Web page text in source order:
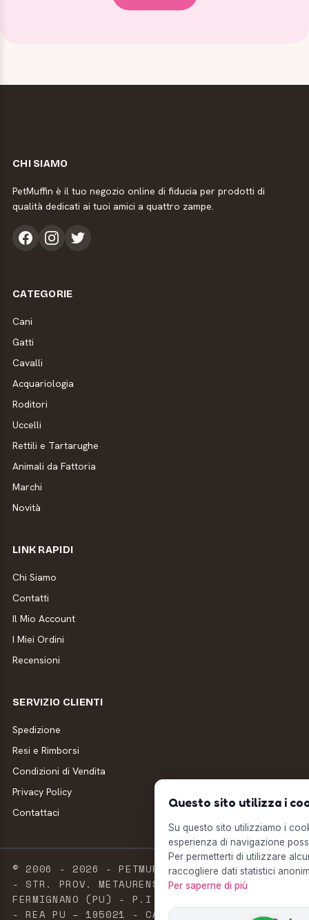
CHI SIAMO
PetMuffin è il tuo negozio online di fiducia per prodotti di
qualità dedicati ai tuoi amici a quattro zampe.
CATEGORIE
Cani
Gatti
Cavalli
Acquariologia
Roditori
Uccelli
Rettili e Tartarughe
Animali da Fattoria
Marchi
Novità
LINK RAPIDI
Chi Siamo
Contatti
Il Mio Account
I Miei Ordini
Recensioni
SERVIZIO CLIENTI
Spedizione
Resi e Rimborsi
Condizioni di Vendita
Privacy Policy
Contattaci
© 2006 - 2026 - PETMUFFIN - MILLSTORE SRL
- STR. PROV. METAURENSE, 20 - 61033
FERMIGNANO (PU) - P.I. E C.F. 02603420411
- REA PU – 195021 - CAPITALE SOCIALE 2.500
Questo sito utilizza i
Su questo sito utilizziamo i
esperienza di navigazione
Per permetterti di utilizzare
raccogliere dati statistici
Per saperne di più